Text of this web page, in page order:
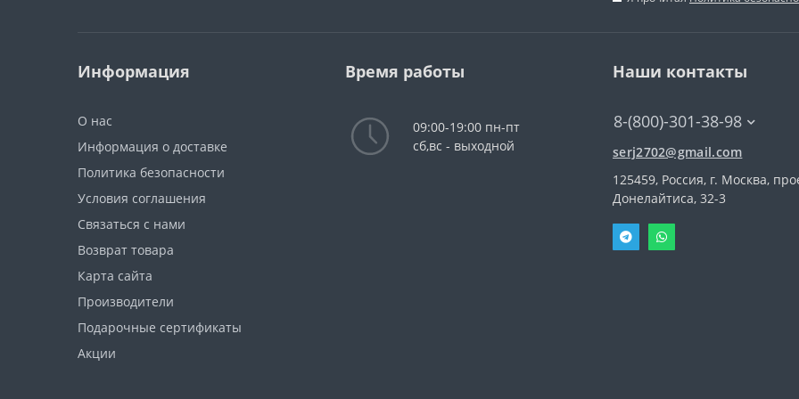
Информация
О нас
Информация о доставке
Политика безопасности
Условия соглашения
Связаться с нами
Возврат товара
Карта сайта
Производители
Подарочные сертификаты
Акции
Время работы
09:00-19:00 пн-пт
сб,вс - выходной
Наши контакты
8-(800)-301-38-98
serj2702@gmail.com
125459, Россия, г. Москва,
Донелайтиса, 32-3